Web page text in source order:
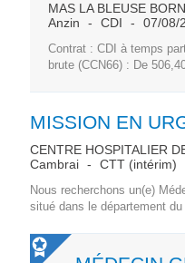
MAS LA BLEUSE
Anzin
CDI 07/08/
Contrat : CDI à temps
brute (CCN66) : De
MISSION EN
CENTRE HOSPITALIER
Cambrai
CTT (intérim)
Nous recherchons un(e)
situé dans le département